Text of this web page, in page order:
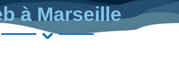
à Marseille